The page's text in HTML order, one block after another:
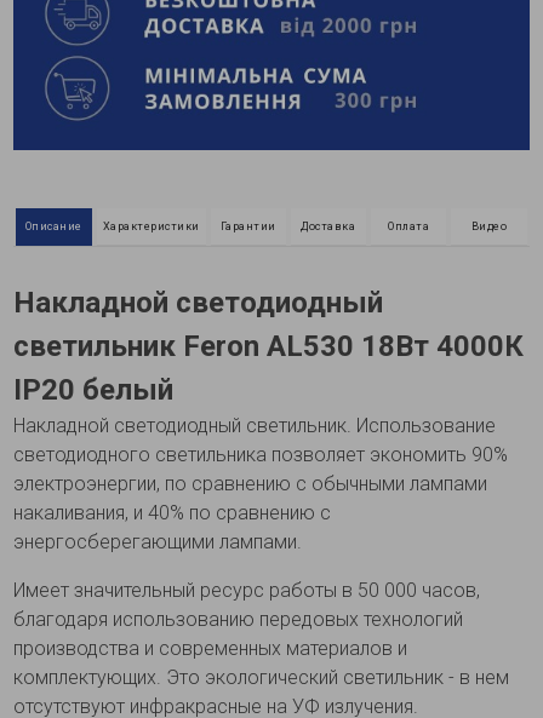
Описание Характеристики Гарантии Доставка Оплата Видео
Накладной светодиодный
светильник Feron AL530 18Вт 4000К
IP20 белый
Накладной светодиодный светильник. Использование
светодиодного светильника позволяет экономить 90%
электроэнергии, по сравнению с обычными лампами
накаливания, и 40% по сравнению с
энергосберегающими лампами.
Имеет значительный ресурс работы в 50 000 часов,
благодаря использованию передовых технологий
производства и современных материалов и
комплектующих. Это экологический светильник - в нем
отсутствуют инфракрасные на УФ излучения.